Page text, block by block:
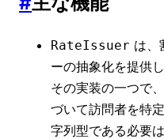
RateIssuer は、
ーの抽象化を提供し
その実装の一つで
づいて訪問者を特
字列型である必要は